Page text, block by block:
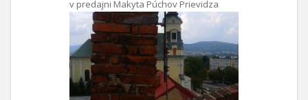
v predajni Makyta Púchov Prievidza